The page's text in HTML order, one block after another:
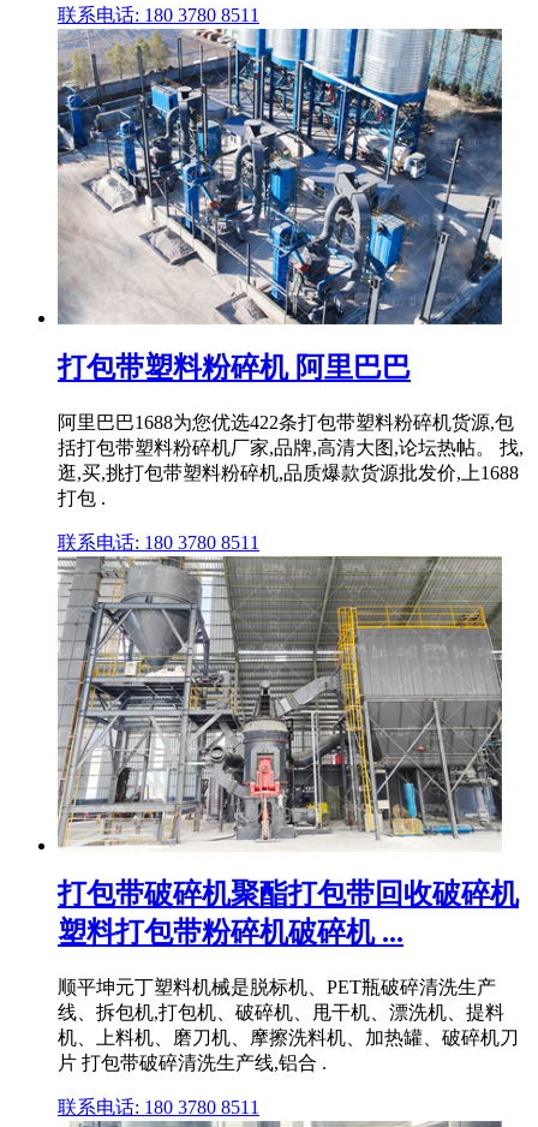
联系电话: 180 3780 8511
打包带塑料粉碎机 阿里巴巴
阿里巴巴1688为您优选422条打包带塑料粉碎机货源,包
括打包带塑料粉碎机厂家,品牌,高清大图,论坛热帖。 找,
逛,买,挑打包带塑料粉碎机,品质爆款货源批发价,上1688
打包 .
联系电话: 180 3780 8511
打包带破碎机聚酯打包带回收破碎机
塑料打包带粉碎机破碎机 ...
顺平坤元丁塑料机械是脱标机、PET瓶破碎清洗生产
线、拆包机,打包机、破碎机、甩干机、漂洗机、提料
机、上料机、磨刀机、摩擦洗料机、加热罐、破碎机刀
片 打包带破碎清洗生产线,铝合 .
联系电话: 180 3780 8511